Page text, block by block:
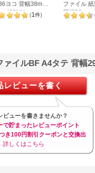
ヨコ 背幅38mm
-408NY
(1件)
ファイル
背幅36mm
ー10冊
ァイルBF A4タテ 背幅
レビューを書く
ビューを書きませんか？
で貯まったレビューポイント
き100円割引クーポンと交換出
詳しくはこちら